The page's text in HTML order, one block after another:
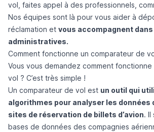
vol, faites appel à des professionnels,
Nos équipes sont là pour vous aider à
réclamation et vous accompagnent
administratives.
Comment fonctionne un comparateur de
Vous vous demandez comment
vol ? C’est très simple !
Un comparateur de vol est un outil qui
algorithmes pour analyser les données
sites de réservation de billets d’avion. Il
bases de données des compagnies